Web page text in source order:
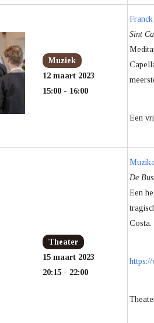
Muziek
12 maart 2023
15:00 - 16:00
Sint
Een
Theater
15 maart 2023
20:15 - 22:00
De
Een
Costa.